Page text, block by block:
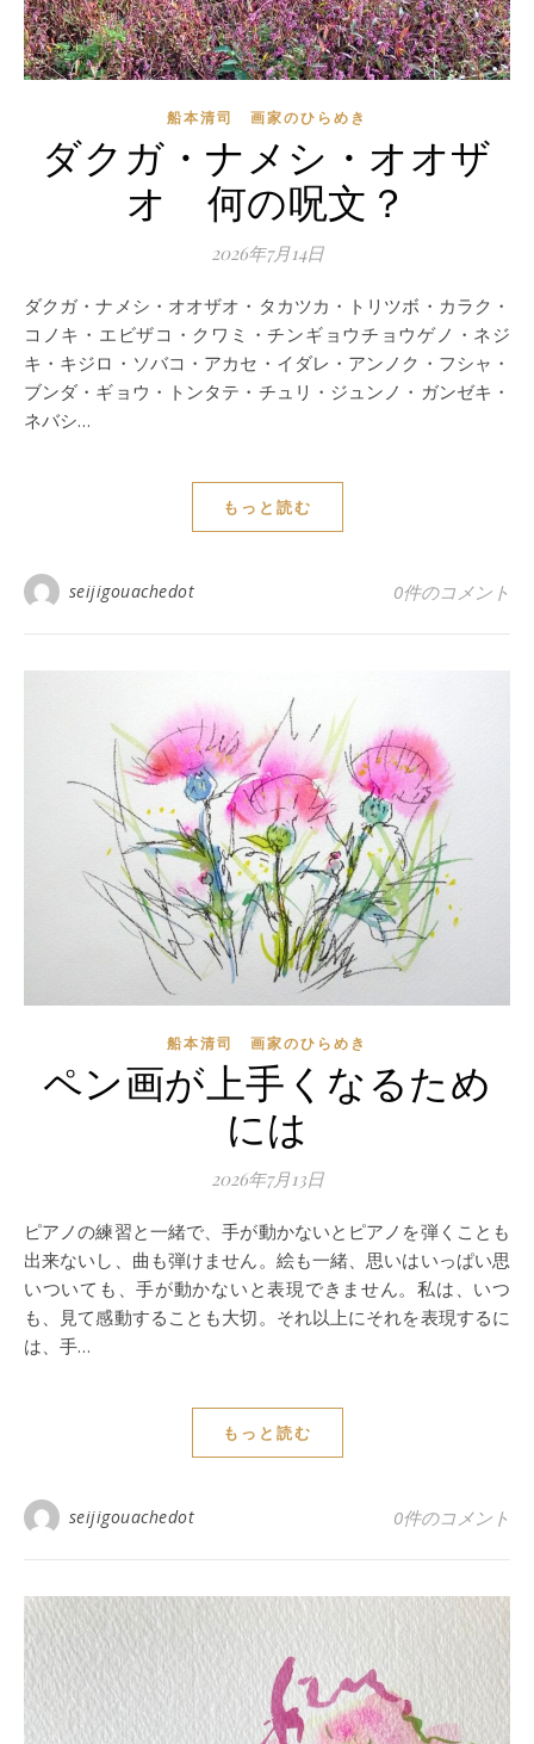
船本清司 画家のひらめき
ダクガ・ナメシ・オオザ
オ 何の呪文？
2026年7月14日
ダクガ・ナメシ・オオザオ・タカツカ・トリツボ・カラク・
コノキ・エビザコ・クワミ・チンギョウチョウゲノ・ネジ
キ・キジロ・ソバコ・アカセ・イダレ・アンノク・フシャ・
ブンダ・ギョウ・トンタテ・チュリ・ジュンノ・ガンゼキ・
ネバシ…
もっと読む
seijigouachedot 0件のコメント
船本清司 画家のひらめき
ペン画が上手くなるため
には
2026年7月13日
ピアノの練習と一緒で、手が動かないとピアノを弾くことも
出来ないし、曲も弾けません。絵も一緒、思いはいっぱい思
いついても、手が動かないと表現できません。私は、いつ
も、見て感動することも大切。それ以上にそれを表現するに
は、手…
もっと読む
seijigouachedot 0件のコメント